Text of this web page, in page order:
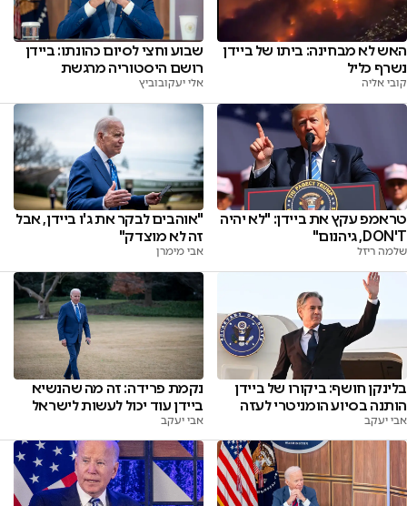
האש לא מבחינה: ביתו של ביידן
נשרף כליל
קובי אליה
שבוע וחצי לסיום כהונתו: ביידן
רושם היסטוריה מרגשת
אלי יעקובוביץ
טראמפ עקץ את ביידן: "לא יהיה
DON'T, גיהנום"
שלמה ריזל
"אוהבים לבקר את ג'ו ביידן, אבל
זה לא מוצדק"
אבי מימרן
בלינקן חושף: ביקורו של ביידן
הותנה בסיוע הומניטרי לעזה
אבי יעקב
נקמת פרידה: זה מה שהנשיא
ביידן עוד יכול לעשות לישראל
אבי יעקב